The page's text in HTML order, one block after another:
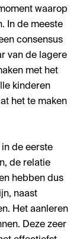
waarop
In de meeste
consensus
van de lagere
met het
kinderen
het te maken
de eerste
de relatie
hebben dus
naast
Het aanleren
Deze zeer